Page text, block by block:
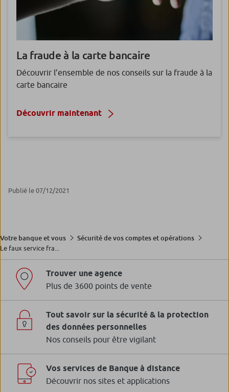
La fraude à la carte bancaire
Découvrir l’ensemble de nos conseils sur la fraude à la
carte bancaire
Découvrir maintenant
Publié le 07/12/2021
Votre banque et vous
Sécurité de vos comptes et opérations
Le faux service fra...
Trouver une agence
Plus de 3600 points de vente
Tout savoir sur la sécurité & la protection
des données personnelles
Nos conseils pour être vigilant
Vos services de Banque à distance
Découvrir nos sites et applications